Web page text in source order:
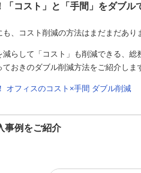
「コスト」と「手間」をダブル
も、コスト削減の方法はまだまだあり
減らして「コスト」も削減できる、総
おきのダブル削減方法をご紹介しま
オフィスのコスト×手間 ダブル削減
事例をご紹介